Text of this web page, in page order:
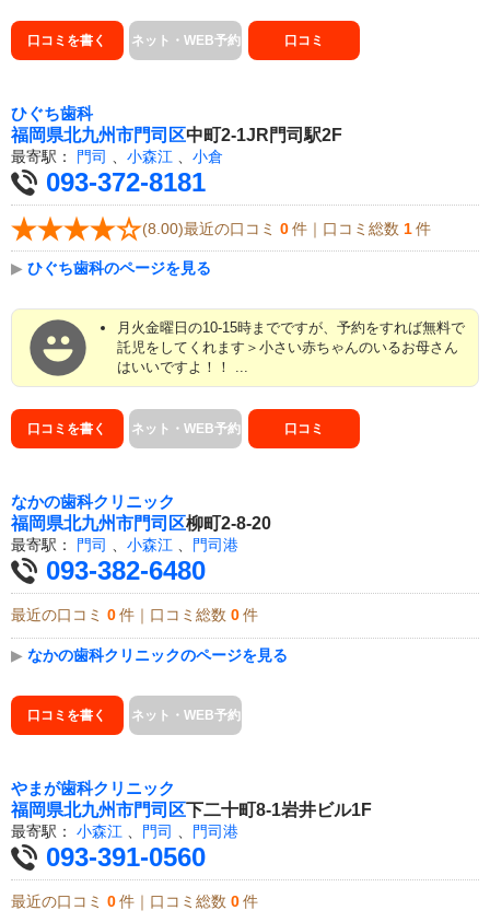
口コミを書く ネット・WEB予約 口コミ
ひぐち歯科
福岡県北九州市門司区中町2-1JR門司駅2F
最寄駅： 門司 、 小森江 、 小倉
093-372-8181
(8.00)最近の口コミ 0 件｜口コミ総数 1 件
▶ ひぐち歯科のページを見る
月火金曜日の10-15時までですが、予約をすれば無料で
託児をしてくれます＞小さい赤ちゃんのいるお母さん
はいいですよ！！ ...
口コミを書く ネット・WEB予約 口コミ
なかの歯科クリニック
福岡県北九州市門司区柳町2-8-20
最寄駅： 門司 小森江 門司港
093-382-6480
最近の口コミ 0 件｜口コミ総数 0 件
▶ なかの歯科クリニックのページを見る
口コミを書く ネット・WEB予約
やまが歯科クリニック
福岡県北九州市門司区下二十町8-1岩井ビル1F
最寄駅： 小森江 門司 門司港
093-391-0560
最近の口コミ 0 件｜口コミ総数 0 件